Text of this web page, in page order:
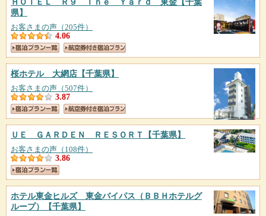
県】
お客さまの声（205件）
4.06
桜ホテル 大網店 【千葉県】
お客さまの声（507件）
3.87
ＵＥ ＧＡＲＤＥＮ ＲＥＳＯＲＴ 【千葉県】
お客さまの声（108件）
3.86
ホテル東金ヒルズ 東金バイパス（ＢＢＨホテルグ
ループ）
【千葉県】